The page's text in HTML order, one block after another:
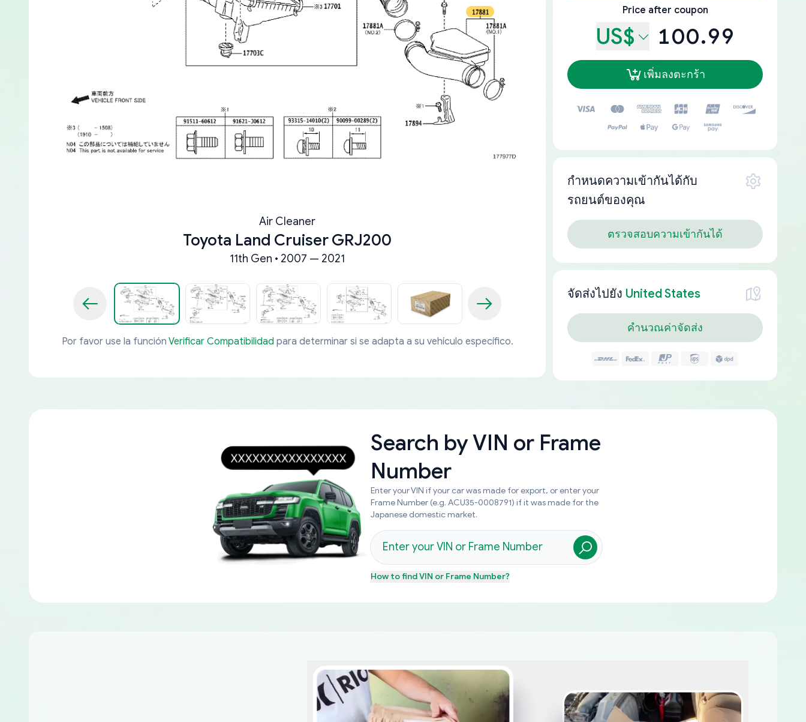
Air Cleaner
Toyota Land Cruiser GRJ200
11th Gen • 2007 — 2021
Por favor use la función Verificar Compatibilidad para determinar si se adapta a su vehículo específico.
Price after coupon
US$ 100.99
เพิ่มลงตะกร้า
กำหนดความเข้ากันได้กับ
รถยนต์ของคุณ
ตรวจสอบความเข้ากันได้
จัดส่งไปยัง United States
คำนวณค่าจัดส่ง
Search byVIN or Frame
Number
Enter your VIN if your car was made for export, or enter your
Frame Number (e.g. ACU35-0008791) if it was made for the
Japanese domestic market.
How to findVIN or Frame Number?